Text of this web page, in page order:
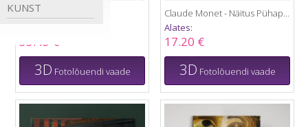
KUNST
Aadama loomine
33.43 €
3D Fotolõuendi vaade
Claude Monet - Näitus Pühapäeval
Alates:
17.20 €
3D Fotolõuendi vaade